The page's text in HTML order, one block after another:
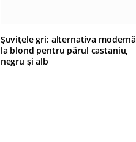
Șuvițele gri: alternativa modernă
la blond pentru părul castaniu,
negru și alb